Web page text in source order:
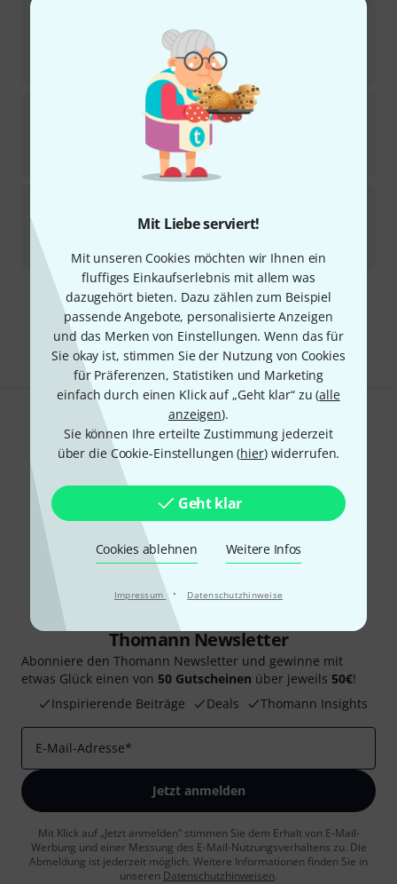
Mit Liebe serviert!
Mit unseren Cookies möchten wir Ihnen ein
fluffiges Einkaufserlebnis mit allem was
dazugehört bieten. Dazu zählen zum Beispiel
passende Angebote, personalisierte Anzeigen
und das Merken von Einstellungen. Wenn das für
Sie okay ist, stimmen Sie der Nutzung von Cookies
für Präferenzen, Statistiken und Marketing
einfach durch einen Klick auf „Geht klar“ zu (alle
anzeigen).
Sie können Ihre erteilte Zustimmung jederzeit
über die Cookie-Einstellungen (hier) widerrufen.
Geht klar
Cookies ablehnen Weitere Infos
Impressum · Datenschutzhinweise
3
Sofort lieferbar
DPA 4060 Lav.-Clip Set Black
1
Sofort lieferbar
1
Sofort lieferbar
46 €
Alle Preise inkl. MwSt.
Gefällt Ihnen, was Sie sehen?
Teilen
Thomann Newsletter
Abonniere den Thomann Newsletter und gewinne mit
etwas Glück einen von 50 Gutscheinen über jeweils 50€!
Inspirierende Beiträge
Deals Thomann Insights
E-Mail-Adresse*
Jetzt anmelden
Mit Klick auf „Jetzt anmelden“ stimmen Sie dem Erhalt von E-Mail-
Werbung und einer Messung des E-Mail-Nutzungsverhaltens zu. Die
Abmeldung ist jederzeit möglich. Weitere Informationen finden Sie in
unseren Datenschutzhinweisen.